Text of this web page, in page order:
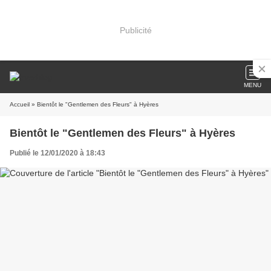
Publicité
MENU
Accueil » Bientôt le "Gentlemen des Fleurs" à Hyères
Bientôt le "Gentlemen des Fleurs" à Hyères
Publié le 12/01/2020 à 18:43